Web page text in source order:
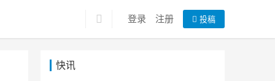
登录 注册 投稿
快讯